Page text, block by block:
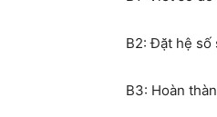
B2: Đặt hệ số
B3: Hoàn